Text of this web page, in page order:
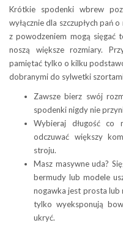
Krótkie spodenki wbrew
wyłącznie dla szczupłych pań
z powodzeniem mogą sięgać
noszą większe rozmiary.
pamiętać tylko o kilku
dobranymi do sylwetki
Zawsze bierz swój
spodenki nigdy nie
Wybieraj długość co
odczuwać większy
stroju.
Masz masywne uda?
bermudy lub modele
nogawka jest prosta lub
tylko wyeksponują
ukryć.